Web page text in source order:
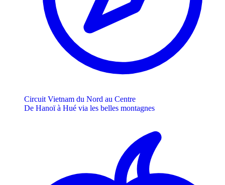
Circuit Vietnam du Nord au Centre
De Hanoï à Hué via les belles montagnes